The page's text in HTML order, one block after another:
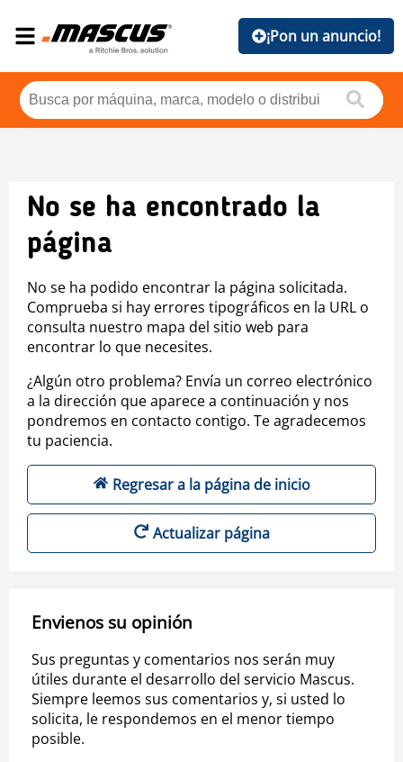
¡Pon un anuncio!
No se ha encontrado la
página
No se ha podido encontrar la página solicitada.
Comprueba si hay errores tipográficos en la URL o
consulta nuestro mapa del sitio web para
encontrar lo que necesites.
¿Algún otro problema? Envía un correo electrónico
a la dirección que aparece a continuación y nos
pondremos en contacto contigo. Te agradecemos
tu paciencia.
Regresar a la página de inicio
Actualizar página
Envienos su opinión
Sus preguntas y comentarios nos serán muy
útiles durante el desarrollo del servicio Mascus.
Siempre leemos sus comentarios y, si usted lo
solicita, le respondemos en el menor tiempo
posible.